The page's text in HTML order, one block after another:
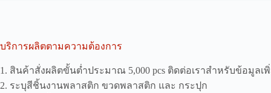
บริการผลิตตามความต้องการ
1. สินค้าสั่งผลิตขั้นต่ำประมาณ 5,000 pcs ติดต่อเราสำหรับข้อมูลเ
2. ระบุสีชิ้นงานพลาสติก ขวดพลาสติก และ กระปุก